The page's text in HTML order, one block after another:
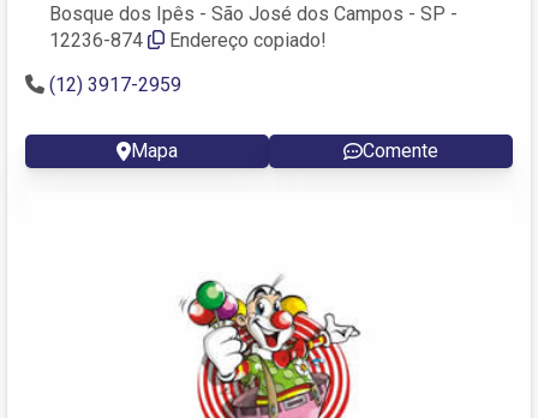
Bosque dos Ipês - São José dos Campos - SP -
12236-874
Endereço copiado!
(12) 3917-2959
Mapa Comente